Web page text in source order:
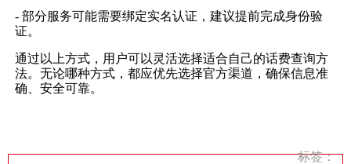
- 部分服务可能需要绑定实名认证，建议提前完成身份验
证。
通过以上方式，用户可以灵活选择适合自己的话费查询方
法。无论哪种方式，都应优先选择官方渠道，确保信息准
确、安全可靠。
标签：